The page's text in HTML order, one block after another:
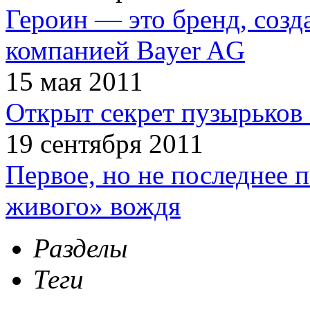
Героин — это бренд,
компанией Bayer AG
15 мая 2011
Открыт секрет пузырьков
19 сентября 2011
Первое, но не последнее
живого» вождя
Разделы
Теги